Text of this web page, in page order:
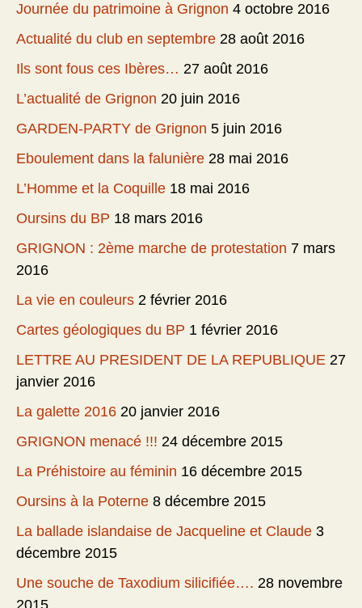
Journée du patrimoine à Grignon 4 octobre 2016
Actualité du club en septembre 28 août 2016
Ils sont fous ces Ibères… 27 août 2016
L’actualité de Grignon 20 juin 2016
GARDEN-PARTY de Grignon 5 juin 2016
Eboulement dans la falunière 28 mai 2016
L’Homme et la Coquille 18 mai 2016
Oursins du BP 18 mars 2016
GRIGNON : 2ème marche de protestation 7 mars
2016
La vie en couleurs 2 février 2016
Cartes géologiques du BP 1 février 2016
LETTRE AU PRESIDENT DE LA REPUBLIQUE 27
janvier 2016
La galette 2016 20 janvier 2016
GRIGNON menacé !!! 24 décembre 2015
La Préhistoire au féminin 16 décembre 2015
Oursins à la Poterne 8 décembre 2015
La ballade islandaise de Jacqueline et Claude 3
décembre 2015
Une souche de Taxodium silicifiée…. 28 novembre